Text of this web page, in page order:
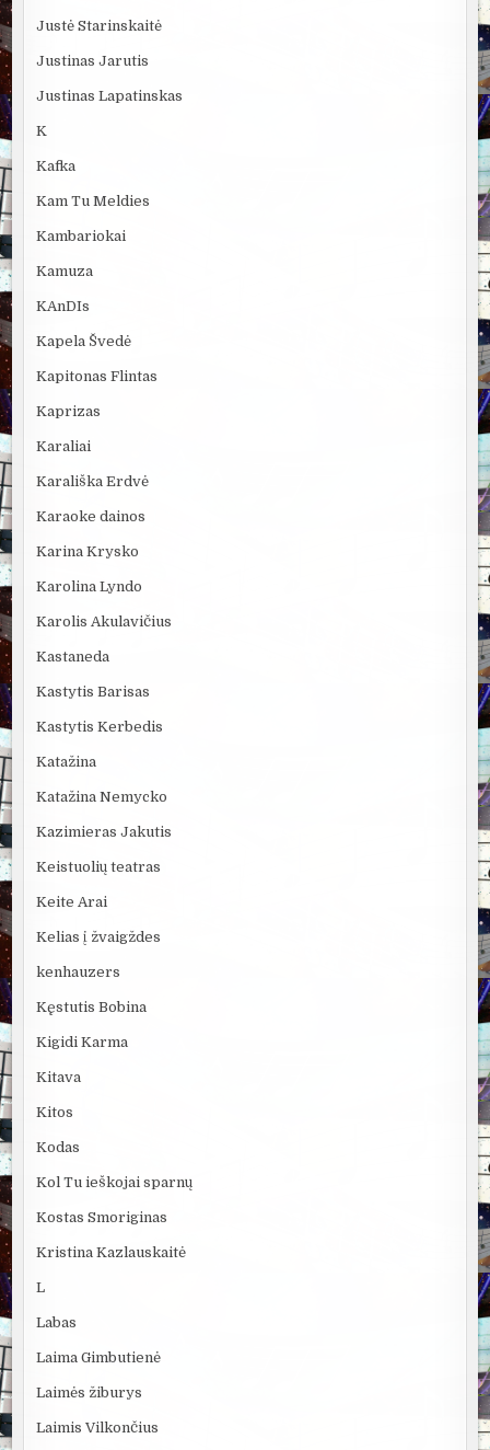
Justė Starinskaitė
Justinas Jarutis
Justinas Lapatinskas
K
Kafka
Kam Tu Meldies
Kambariokai
Kamuza
KAnDIs
Kapela Švedė
Kapitonas Flintas
Kaprizas
Karaliai
Karališka Erdvė
Karaoke dainos
Karina Krysko
Karolina Lyndo
Karolis Akulavičius
Kastaneda
Kastytis Barisas
Kastytis Kerbedis
Katažina
Katažina Nemycko
Kazimieras Jakutis
Keistuolių teatras
Keite Arai
Kelias į žvaigždes
kenhauzers
Kęstutis Bobina
Kigidi Karma
Kitava
Kitos
Kodas
Kol Tu ieškojai sparnų
Kostas Smoriginas
Kristina Kazlauskaitė
L
Labas
Laima Gimbutienė
Laimės žiburys
Laimis Vilkončius